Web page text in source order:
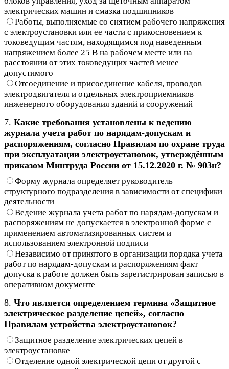
электрических машин и смазка подшипников
Работы, выполняемые со снятием рабочего напряжения
с электроустановки или ее части с прикосновением к
токоведущим частям, находящимся под наведенным
напряжением более 25 В на рабочем месте или на
расстоянии от этих токоведущих частей менее
допустимого
Отсоединение и присоединение кабеля, проводов
электродвигателя и отдельных электроприемников
инженерного оборудования зданий и сооружений
7. Какие требования установлены к ведению
журнала учета работ по нарядам-допускам и
распоряжениям, согласно Правилам по охране труда
при эксплуатации электроустановок, утверждённым
приказом Минтруда России от 15.12.2020 г. № 903н?
Форму журнала определяет руководитель
структурного подразделения в зависимости от специфики
деятельности
Ведение журнала учета работ по нарядам-допускам и
распоряжениям не допускается в электронной форме с
применением автоматизированных систем и
использованием электронной подписи
Независимо от принятого в организации порядка учета
работ по нарядам-допускам и распоряжениям факт
допуска к работе должен быть зарегистрирован записью в
оперативном документе
8. Что является определением термина «Защитное
электрическое разделение цепей», согласно
Правилам устройства электроустановок?
Защитное разделение электрических цепей в
электроустановке
Отделение одной электрической цепи от другой с